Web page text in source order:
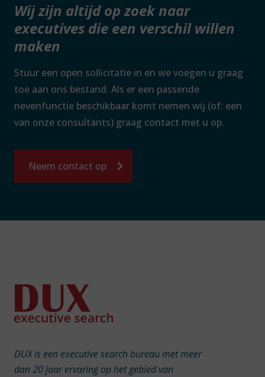
Wij zijn altijd op zoek naar
executives die een verschil willen
maken
Stuur een open sollicitatie in en we voegen u graag
toe aan ons bestand. Als er een passende
nevenfunctie beschikbaar komt nemen wij (of: een
van onze consultants) graag contact met u op.
Neem contact op
DUX is een executive search bureau met meer
dan 20 jaar ervaring op het gebied van